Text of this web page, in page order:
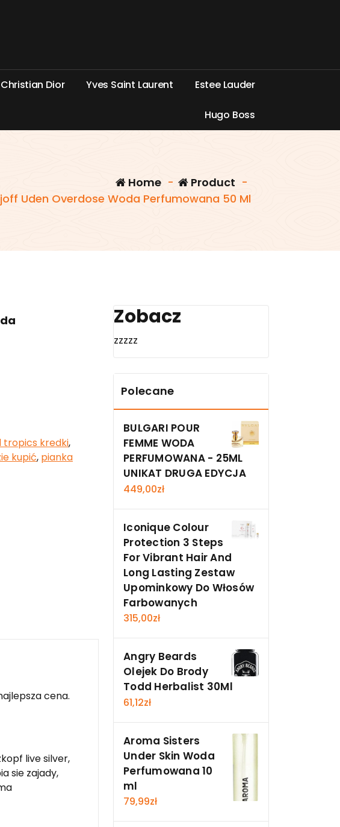
Christian Dior Yves Saint Laurent Estee Lauder
Hugo Boss
Home - Product -
Uden Overdose Woda Perfumowana 50 Ml
tropics kredki,
kupić, pianka
cena.
live silver,
sie zajady,
Zobacz
zzzzz
Polecane
BULGARI POUR
FEMME WODA
PERFUMOWANA - 25ML
UNIKAT DRUGA EDYCJA
449,00zł
Iconique Colour
Protection 3 Steps
For Vibrant Hair And
Long Lasting Zestaw
Upominkowy Do Włosów
Farbowanych
315,00zł
Angry Beards
Olejek Do Brody
Todd Herbalist 30Ml
61,12zł
Aroma Sisters
Under Skin Woda
Perfumowana 10
ml
79,99zł